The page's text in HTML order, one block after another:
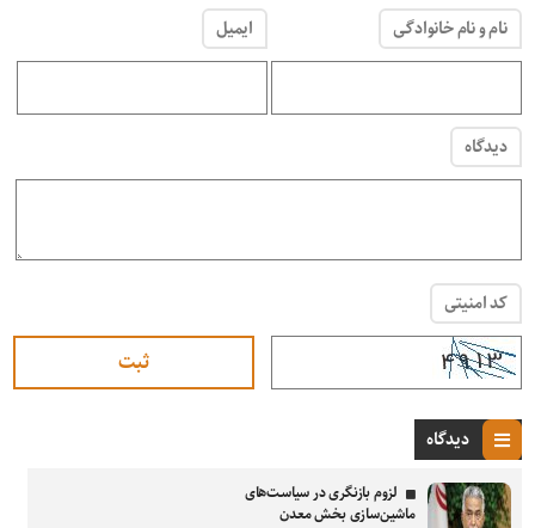
نام و نام خانوادگی ایمیل
دیدگاه
کد امنیتی
دیدگاه
لزوم بازنگری در سیاست‌های
ماشین‌سازی بخش معدن